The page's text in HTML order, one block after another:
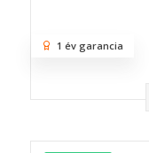
1 év garancia